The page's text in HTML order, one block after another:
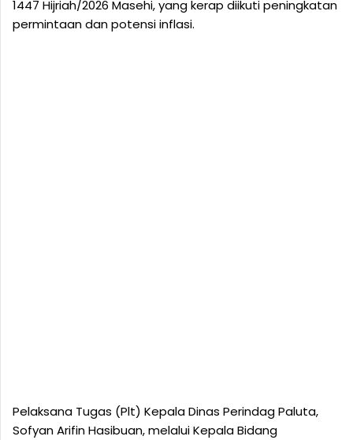
1447 Hijriah/2026 Masehi, yang kerap diikuti peningkatan
permintaan dan potensi inflasi.
Pelaksana Tugas (Plt) Kepala Dinas Perindag Paluta,
Sofyan Arifin Hasibuan, melalui Kepala Bidang